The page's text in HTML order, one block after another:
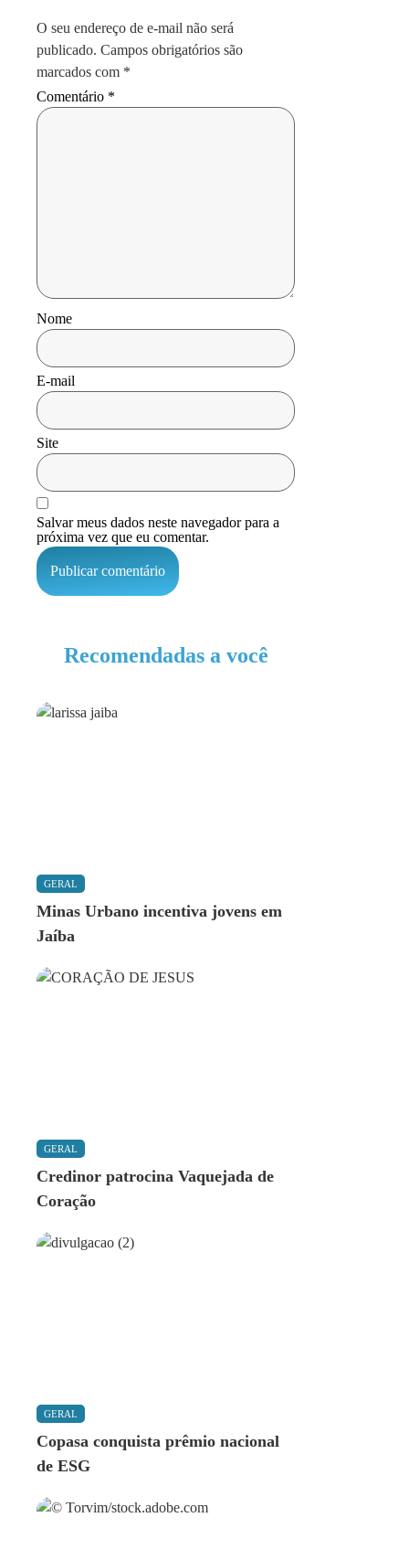
O seu endereço de e-mail não será
publicado. Campos obrigatórios são
marcados com *
Comentário *
Nome
E-mail
Site
Salvar meus dados neste navegador para a
próxima vez que eu comentar.
Recomendadas a você
GERAL
Minas Urbano incentiva jovens em
Jaíba
GERAL
Credinor patrocina Vaquejada de
Coração
GERAL
Copasa conquista prêmio nacional
de ESG